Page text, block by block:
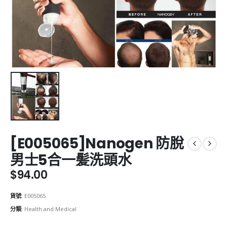
[E005065]Nanogen 防脫
男士5合一髪洗頭水
$94.00
貨號: E005065
分類: Health and Medical